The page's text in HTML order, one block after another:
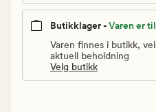
Butikklager -Varen er
Varen finnes i butikk,
aktuell beholdning
Velg butikk